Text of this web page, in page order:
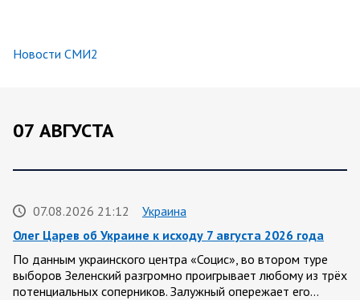
Новости СМИ2
07 АВГУСТА
07.08.2026 21:12
Украина
Олег Царев об Украине к исходу 7 августа 2026 года
По данным украинского центра «Социс», во втором туре
выборов Зеленский разгромно проигрывает любому из трёх
потенциальных соперников. Залужный опережает его…